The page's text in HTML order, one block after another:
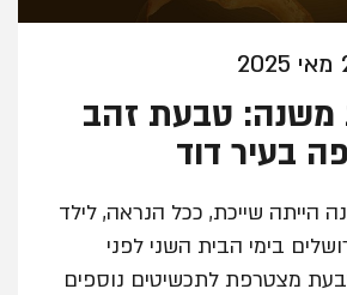
משנה: טבעת זהב
בעיר דוד
הייתה שייכת, ככל הנראה, לילד
בימי הבית השני לפני
הטבעת מצטרפת לתכשיטים נוספים